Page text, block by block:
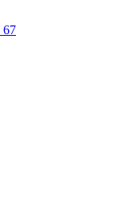
67